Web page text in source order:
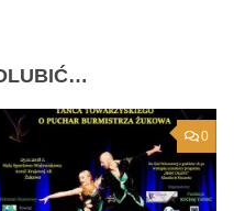
0